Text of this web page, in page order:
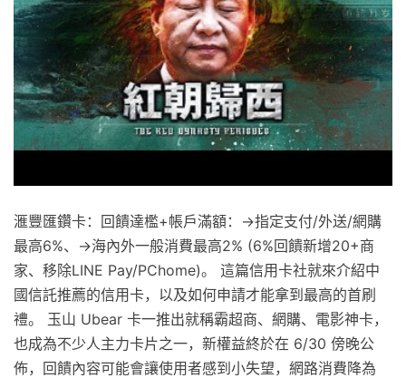
️滙豐匯鑽卡：回饋達檻+帳戶滿額：→指定支付/外送/網購
最高6%、→海內外一般消費最高2% (6%回饋新增20+商
家、移除LINE Pay/PChome)。 這篇信用卡社就來介紹中
國信託推薦的信用卡，以及如何申請才能拿到最高的首刷
禮。 玉山 Ubear 卡一推出就稱霸超商、網購、電影神卡，
也成為不少人主力卡片之一，新權益終於在 6/30 傍晚公
佈，回饋內容可能會讓使用者感到小失望，網路消費降為